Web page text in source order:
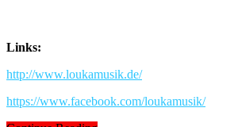
Links:
http://www.loukamusik.de/
https://www.facebook.com/loukamusik/